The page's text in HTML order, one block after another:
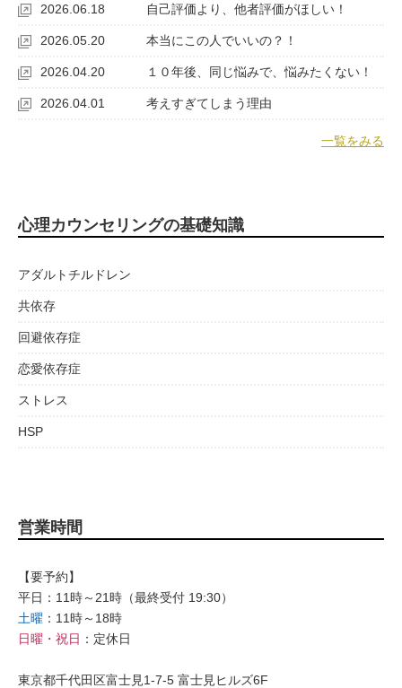
2026.06.18 自己評価より、他者評価がほしい！
2026.05.20 本当にこの人でいいの？！
2026.04.20 １０年後、同じ悩みで、悩みたくない！
2026.04.01 考えすぎてしまう理由
一覧をみる
心理カウンセリングの基礎知識
アダルトチルドレン
共依存
回避依存症
恋愛依存症
ストレス
HSP
営業時間
【要予約】
平日：11時～21時（最終受付 19:30）
土曜 ：11時～18時
日曜・祝日 ：定休日
東京都千代田区富士見1-7-5 富士見ヒルズ6F